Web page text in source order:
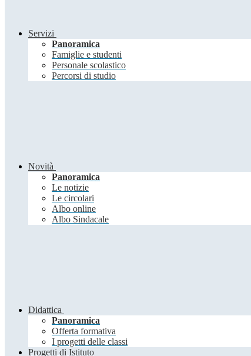
Servizi
Panoramica
Famiglie e studenti
Personale scolastico
Percorsi di studio
Novità
Panoramica
Le notizie
Le circolari
Albo online
Albo Sindacale
Didattica
Panoramica
Offerta formativa
I progetti delle classi
Progetti di Istituto